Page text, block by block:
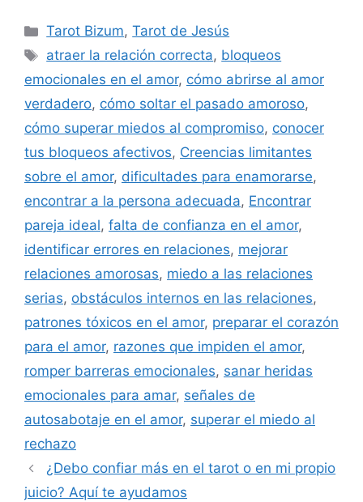
Categorías
Tarot Bizum,Tarot de Jesús
Etiquetas
atraer la relación correcta, bloqueos
emocionales en el amor, cómo abrirse al amor
verdadero, cómo soltar el pasado amoroso,
cómo superar miedos al compromiso, conocer
tus bloqueos afectivos, Creencias limitantes
sobre el amor, dificultades para enamorarse,
encontrar a la persona adecuada, Encontrar
pareja ideal, falta de confianza en el amor,
identificar errores en relaciones, mejorar
relaciones amorosas, miedo a las relaciones
serias, obstáculos internos en las relaciones,
patrones tóxicos en el amor, preparar el corazón
para el amor, razones que impiden el amor,
romper barreras emocionales, sanar heridas
emocionales para amar, señales de
autosabotaje en el amor, superar el miedo al
rechazo
¿Debo confiar más en el tarot o en mi propio
juicio? Aquí te ayudamos